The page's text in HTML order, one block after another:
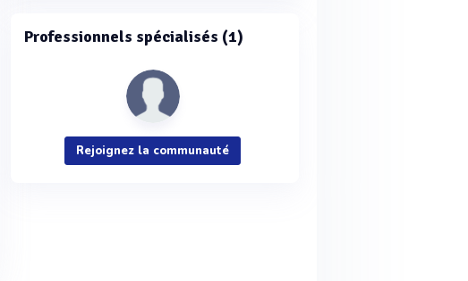
Professionnels spécialisés (1)
Rejoignez la communauté